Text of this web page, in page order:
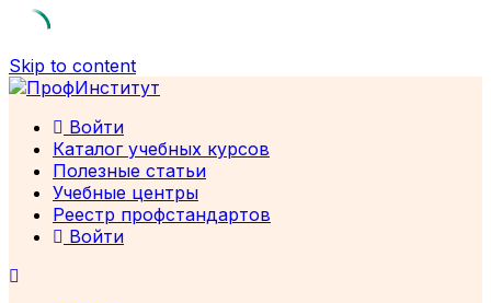
Skip to content
Войти
Каталог учебных курсов
Полезные статьи
Учебные центры
Реестр профстандартов
Войти